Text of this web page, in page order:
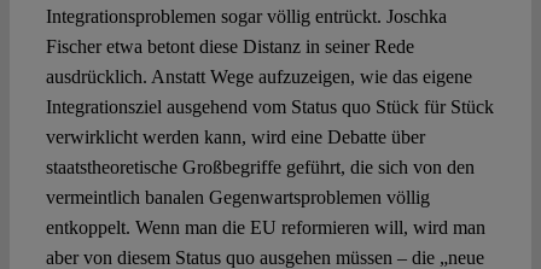
Integrationsproblemen sogar völlig entrückt. Joschka
Fischer etwa betont diese Distanz in seiner Rede
ausdrücklich. Anstatt Wege aufzuzeigen, wie das eigene
Integrationsziel ausgehend vom Status quo Stück für Stück
verwirklicht werden kann, wird eine Debatte über
staatstheoretische Großbegriffe geführt, die sich von den
vermeintlich banalen Gegenwartsproblemen völlig
entkoppelt. Wenn man die EU reformieren will, wird man
aber von diesem Status quo ausgehen müssen – die „neue